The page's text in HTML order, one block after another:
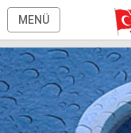
MENÜ